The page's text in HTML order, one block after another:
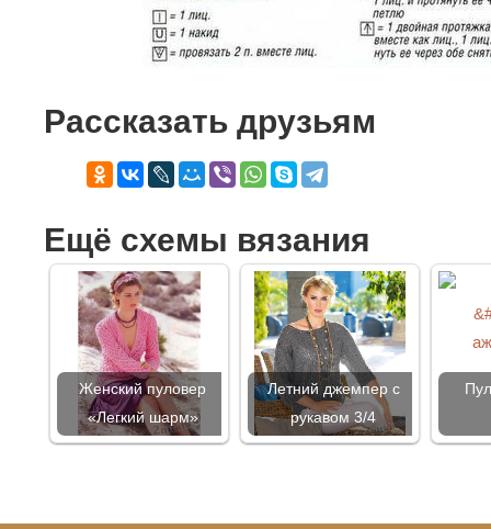
Рассказать друзьям
Ещё схемы вязания
Женский пуловер
«Легкий шарм»
Летний джемпер с
рукавом 3/4